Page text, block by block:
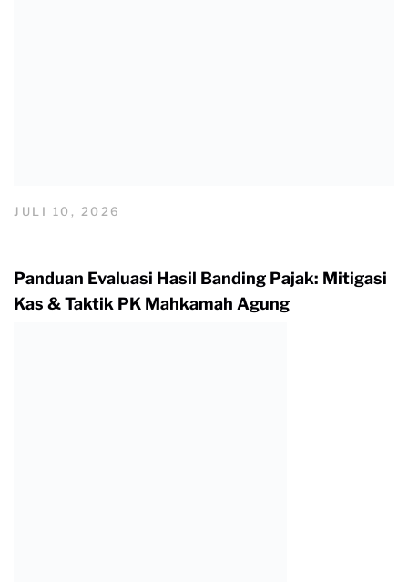
JULI 10, 2026
Panduan Evaluasi Hasil Banding Pajak: Mitigasi
Kas & Taktik PK Mahkamah Agung